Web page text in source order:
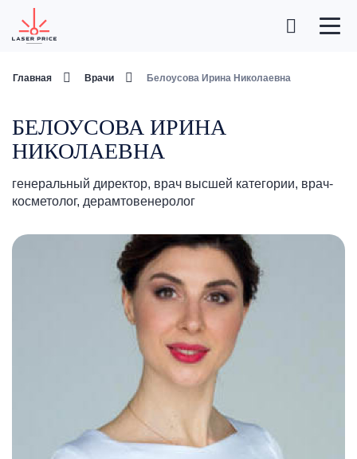
Главная Врачи Белоусова Ирина Николаевна
БЕЛОУСОВА ИРИНА
НИКОЛАЕВНА
генеральный директор, врач высшей категории, врач-
косметолог, дерамтовенеролог